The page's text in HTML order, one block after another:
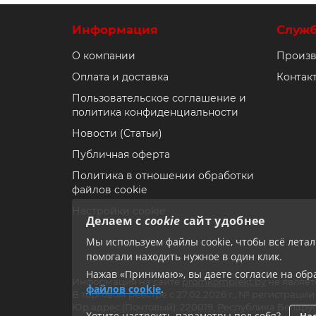
Делаем с cookie сайт удобнее
Мы используем файлы cookie, чтобы всё
помогали находить нужное в один клик.
Нажав «Принимаю», вы даете согласие на
файлов cookie.
Информация
О компании
Оплата и доставка
Пользовательское соглашение и
политика конфиденциальности
Новости (Статьи)
Публичная оферта
Политика в отношении обработки
файлов cookie
Информация на сайте promkomplekt.byне
В торговом реестре с 27.02.2026 г., №
Юр.адрес (Почтовый): 220019, Республика